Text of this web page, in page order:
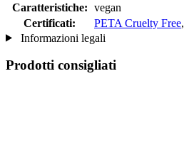
Caratteristiche: vegan
Certificati:
PETA Cruelty Free,
Informazioni legali
Prodotti consigliati